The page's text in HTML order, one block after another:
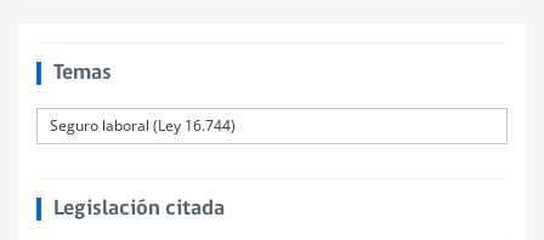
Temas
Seguro laboral (Ley 16.744)
Legislación citada